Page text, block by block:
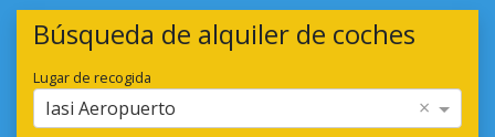
Búsqueda de alquiler de coches
Lugar de recogida
Iasi Aeropuerto ×